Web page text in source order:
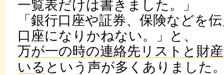
一覧表だけは書きました。」
「銀行口座や証券、保険などを
口座になりかねない。」と、
万が一の時の連絡先リストと財
いる という声が多くありました